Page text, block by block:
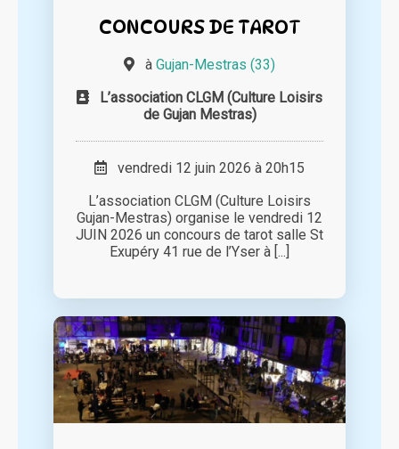
CONCOURS DE TAROT
à Gujan-Mestras (33)
L’association CLGM (Culture Loisirs
de Gujan Mestras)
vendredi 12 juin 2026 à 20h15
L’association CLGM (Culture Loisirs
Gujan-Mestras) organise le vendredi 12
JUIN 2026 un concours de tarot salle St
Exupéry 41 rue de l’Yser à [...]